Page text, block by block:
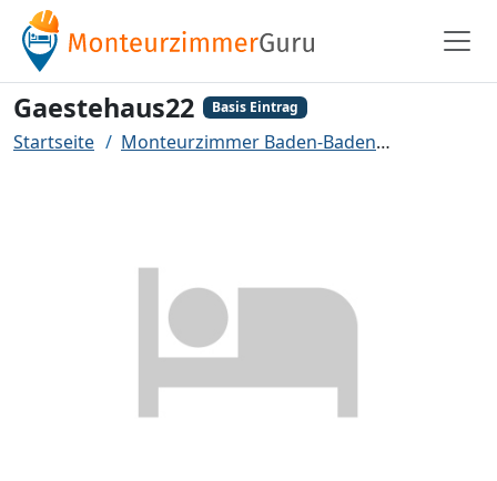
Gaestehaus22 Basis Eintrag
Startseite Monteurzimmer Baden-Baden